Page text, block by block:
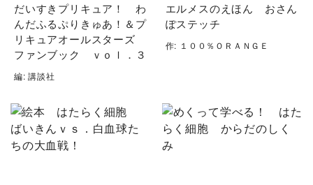
だいすきプリキュア！ わ
んだふるぷりきゅあ！＆プ
リキュアオールスターズ
ファンブック ｖｏｌ．３
編: 講談社
エルメスのえほん おさん
ぽステッチ
作: １００％ＯＲＡＮＧＥ